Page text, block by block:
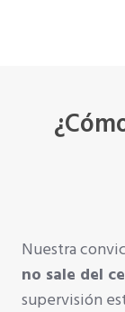
Nuestra
no sale del
supervisión